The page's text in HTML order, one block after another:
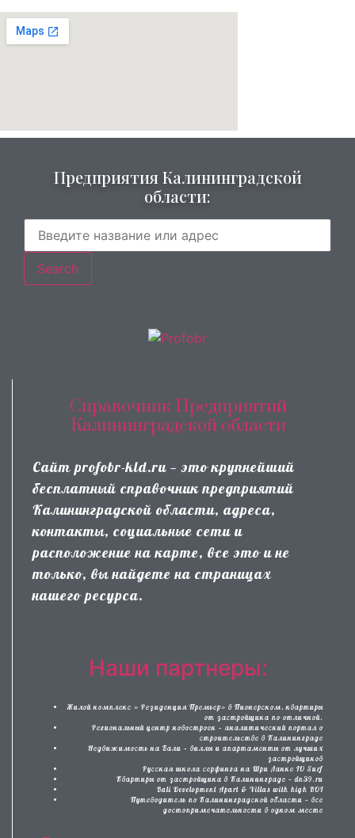
Предприятия Калининградской
области:
Search
Справочник Предприятий
Калининградской области
Сайт profobr-kld.ru — это крупнейший
бесплатный справочник предприятий
Калининградской области, адреса,
контакты, социальные сети и
расположение на карте, все это и не
только, вы найдете на страницах
нашего ресурса.
Наши партнеры:
Жилой комплекс » Резиденция Премьер» в Пионерском, квартиры
от застройщика по отличной.
Региональный центр новостроек — аналитический портал о
строительстве в Калининграде
Недвижимость на Бали — виллы и апартаменты от лучших
застройщиков
Русская школа серфинга на Шри Ланке IO Surf
Квартиры от застройщика в Калининграде — dn39.ru
Bali Development Apart & Villas with high ROI
Путеводитель по Калининградской области — все
достопримечательности в одном месте